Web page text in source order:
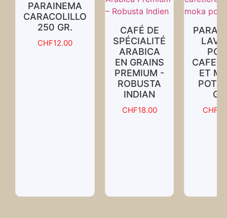
PARAINEMA
CARACOLILLO
250 GR.
CHF12.00
CAFÉ DE
SPÉCIALITÉ
ARABICA
EN GRAINS
PREMIUM -
ROBUSTA
INDIAN
CHF18.00
ET
POTS
CHF